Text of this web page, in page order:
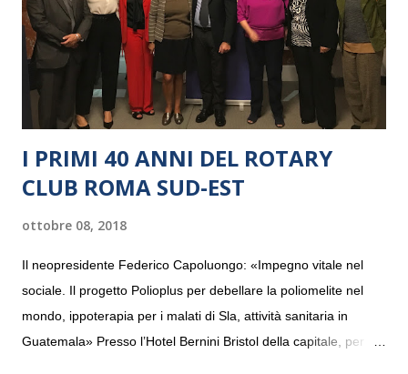
I PRIMI 40 ANNI DEL ROTARY
CLUB ROMA SUD-EST
ottobre 08, 2018
Il neopresidente Federico Capoluongo: «Impegno vitale nel
sociale. Il progetto Polioplus per debellare la poliomelite nel
mondo, ippoterapia per i malati di Sla, attività sanitaria in
Guatemala» Presso l’Hotel Bernini Bristol della capitale, per la